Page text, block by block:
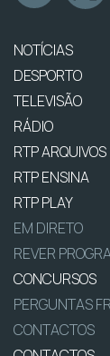
NOTÍCIAS
DESPORTO
TELEVISÃO
RÁDIO
RTP ARQUIVOS
RTP ENSINA
RTP PLAY
EM DIRETO
REVER
CONCURSOS
PERGUNTAS
CONTACTOS